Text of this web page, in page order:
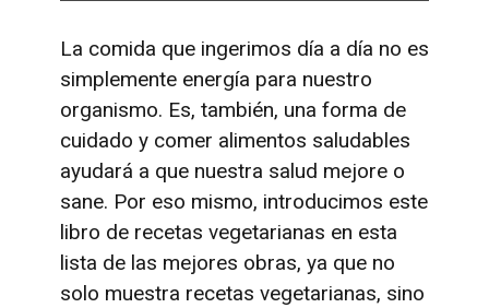
La comida que ingerimos día a día no es
simplemente energía para nuestro
organismo. Es, también, una forma de
cuidado y comer alimentos saludables
ayudará a que nuestra salud mejore o
sane. Por eso mismo, introducimos este
libro de recetas vegetarianas en esta
lista de las mejores obras, ya que no
solo muestra recetas vegetarianas, sino